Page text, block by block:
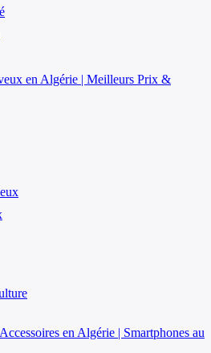
en Algérie | Meilleurs Prix &
en Algérie | Smartphones au